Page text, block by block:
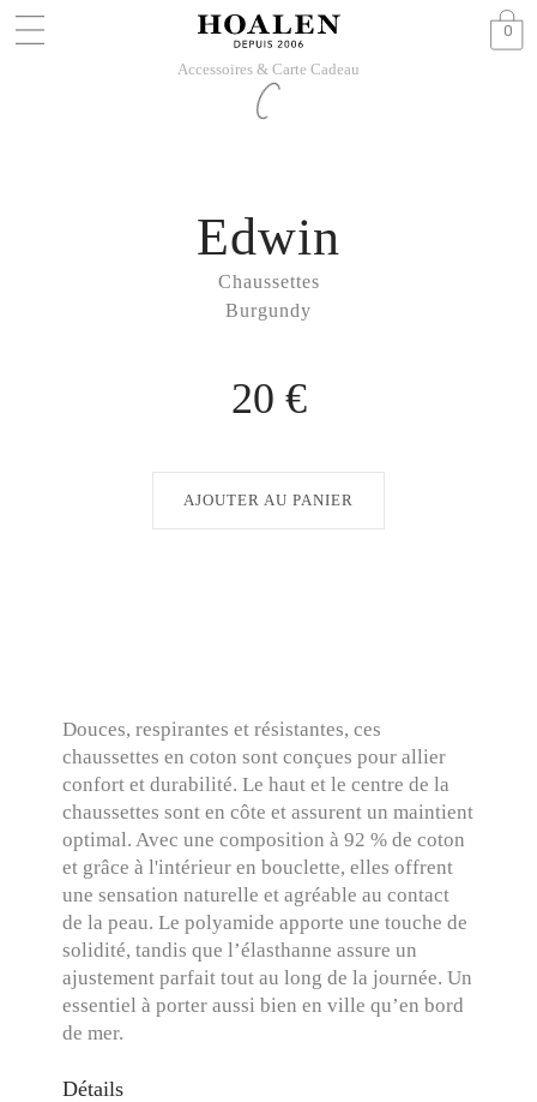
0
Accessoires & Carte Cadeau
Chaussettes
Burgundy
Edwin
20 €
AJOUTER AU PANIER
Douces, respirantes et résistantes, ces
chaussettes en coton sont conçues pour allier
confort et durabilité. Le haut et le centre de la
chaussettes sont en côte et assurent un maintient
optimal. Avec une composition à 92 % de coton
et grâce à l'intérieur en bouclette, elles offrent
une sensation naturelle et agréable au contact
de la peau. Le polyamide apporte une touche de
solidité, tandis que l’élasthanne assure un
ajustement parfait tout au long de la journée. Un
essentiel à porter aussi bien en ville qu’en bord
de mer.
Détails